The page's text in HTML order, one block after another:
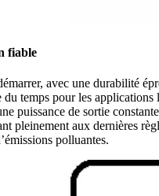
fiable
avec une durabilité
du temps pour les applications
puissance de sortie
pleinement aux dernières
polluantes.